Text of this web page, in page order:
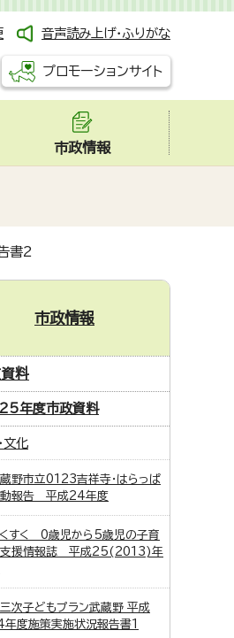
音声読み上げ・ふりがな
プロモーションサイト
市政情報
書2
市政情報
料
年度市政資料
文化
野市立0123吉祥寺・はらっぱ
報告 平成24年度
すく 0歳児から5歳児の子育
援情報誌 平成25(2013)年
次子どもプラン武蔵野 平成
年度施策実施状況報告書1